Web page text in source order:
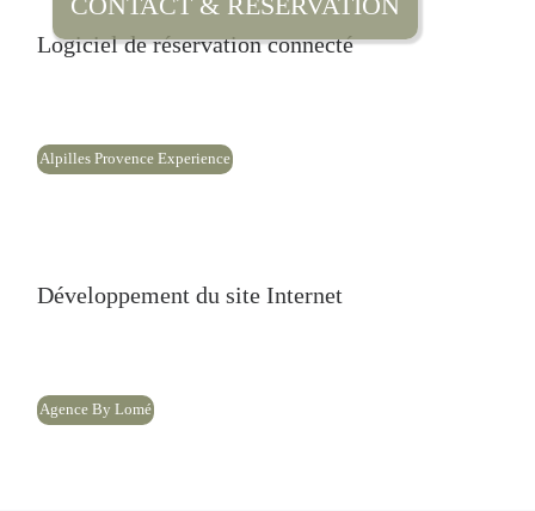
Logiciel de réservation connecté
Alpilles Provence Experience
Développement du site Internet
Agence By Lomé